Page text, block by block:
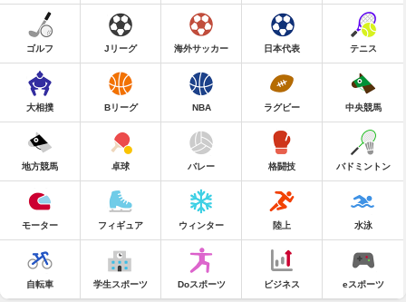
ゴルフ Jリーグ 海外サッカー 日本代表 テニス
大相撲 Bリーグ NBA ラグビー 中央競馬
地方競馬 卓球 バレー 格闘技 バドミントン
モーター フィギュア ウィンター 陸上 水泳
自転車 学生スポーツ Doスポーツ ビジネス eスポーツ